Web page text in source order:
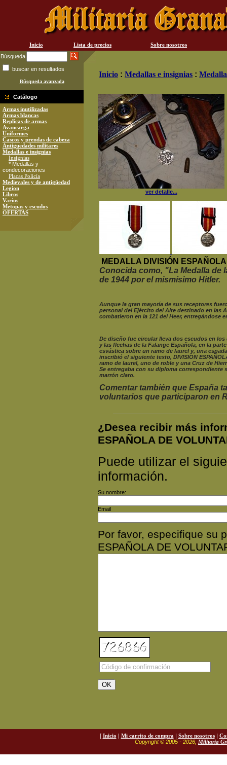
Inicio Lista de precios
Sobre nosotros
Búsqueda
buscar en resultados
Búsqueda avanzada
Catálogo
Armas inutilizadas
Armas blancas
Replicas de armas
Avancarga
Uniformes
Cascos y prendas de cabeza
Antiguedades militares
Medallas e insignias
Insignias
* Medallas y
condecoraciones
Placas Policía
Medievales y de antigüedad
Legion
Libros
Varios
Metopas y escudos
OFERTAS
Inicio : Medallas e insignias :
ver detalle...
MEDALLA DIVISIÓN
Conocida como, "La Medalla de
de 1944 por el mismísimo Hitler.
Aunque la gran mayoría de sus receptores
personal del Ejército del Aire destinado en las
combatieron en la 121 del Heer, entregándose
De diseño fue circular lleva dos escudos en
y las flechas de la Falange Española, en la
esvástica sobre un ramo de laurel y, una
inscribió el siguiente texto, DIVISION
ramo de laurel, uno de roble y una Cruz de
Se entregaba con su diploma correspondiente
marrón claro.
Comentar también que España
voluntarios que participaron en
¿Desea recibir más
ESPAÑOLA DE
Puede utilizar el
información.
Su nombre:
Email
Por favor, especifique su
ESPAÑOLA DE
[ Inicio | Mi carrito de compra | Sobre nosotros|
Copyright © 2005 - 2026, Militaria